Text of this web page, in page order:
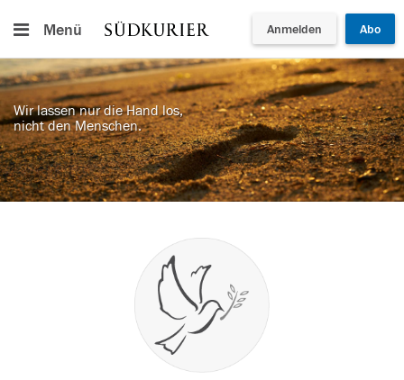
Menü Anmelden Abo
Wir lassen nur die Hand los,
nicht den Menschen.